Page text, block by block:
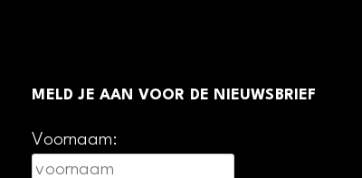
MELD JE AAN VOOR DE NIEUWSBRIEF
Voornaam: